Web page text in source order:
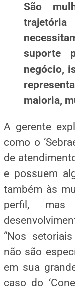
São
suporte
negócio,
maioria,
A gerente
como o
de
e possuem
também às
perfil,
“Nos
não são
em sua
caso do